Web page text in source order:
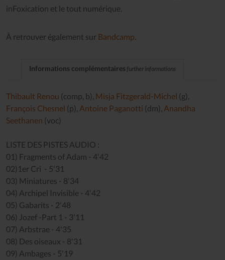
inFoxication et le tout numérique.
À retrouver également sur Bandcamp.
Informations complémentaires further informations
Thibault Renou (comp, b), Misja Fitzgerald-Michel (g),
François Chesnel (p), Antoine Paganotti (dm), Anandha
Seethanen (voc)
LISTE DES PISTES AUDIO :
01) Fragments of Adam - 4'42
02)1er Cri - 5'31
03) Miniatures - 8'34
04) Archipel Invisible - 4'42
05) Gabarits - 2'48
06) Jozef -Part 1 - 3'11
07) Arbstrae - 4'35
08) Des oiseaux - 8'31
09) Ambages - 5'19